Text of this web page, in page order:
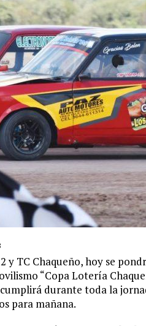
y TC Chaqueño, hoy se
“Copa Lotería
durante toda la
para mañana.